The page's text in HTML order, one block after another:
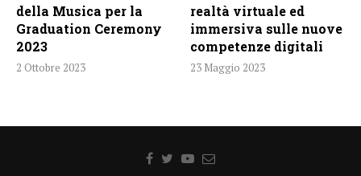
della Musica per la
Graduation Ceremony
2023
2 Ottobre 2023
realtà virtuale ed
immersiva sulle nuove
competenze digitali
23 Maggio 2023